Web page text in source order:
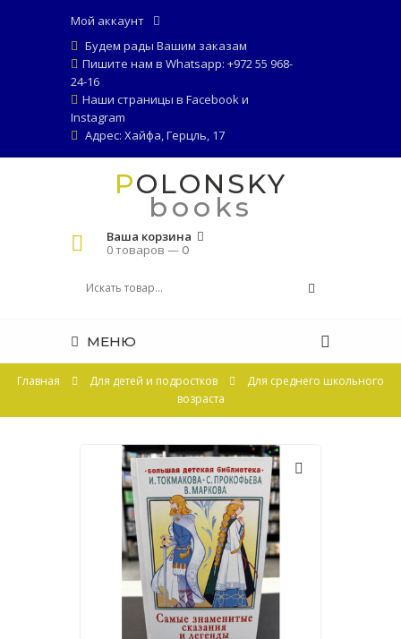
Мой аккаунт
Будем рады Вашим заказам
Пишите нам в Whatsapp: +972 55 968-
24-16
Наши страницы в Facebookи
Instagram
Адрес: Хайфа, Герцль, 17
POLONSKY
books
Ваша корзина
0 товаров —0
МЕНЮ
Главная Для детей и подростков
Для среднего школьного
возраста